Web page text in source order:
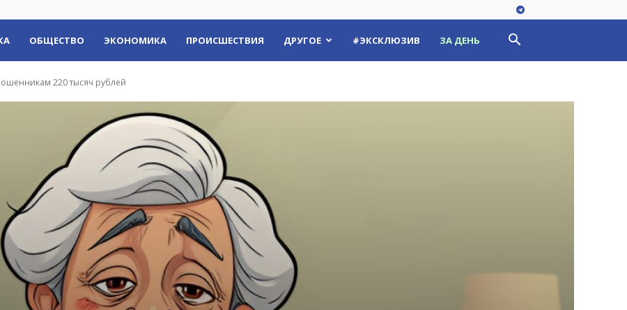
ОБЩЕСТВО ЭКОНОМИКА ПРОИСШЕСТВИЯ ДРУГОЕ #ЭКСКЛЮЗИВ ЗА ДЕНЬ
220 тысяч рублей